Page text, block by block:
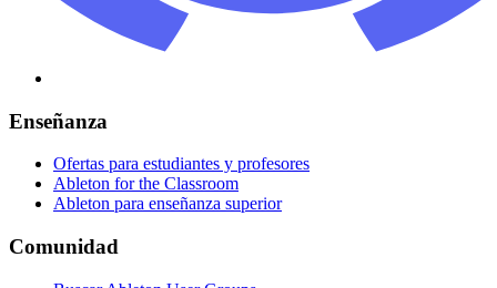
Enseñanza
Ofertas para estudiantes y profesores
Ableton for the Classroom
Ableton para enseñanza superior
Comunidad